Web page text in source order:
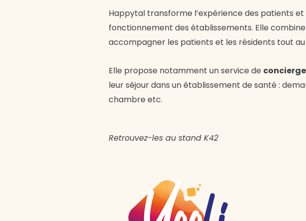
Happytal transforme l’expérience des patients
fonctionnement des établissements. Elle
accompagner les patients et les résidents tout
Elle propose notamment un service de
leur séjour dans un établissement de santé :
chambre etc.
Retrouvez-les au stand K42